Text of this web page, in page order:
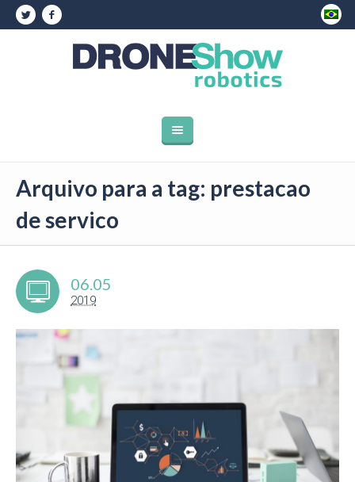
Arquivo para a tag: prestacao
de servico
06.05
2019